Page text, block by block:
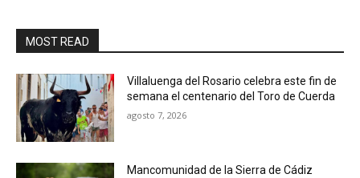
MOST READ
Villaluenga del Rosario celebra este fin de
semana el centenario del Toro de Cuerda
agosto 7, 2026
Mancomunidad de la Sierra de Cádiz